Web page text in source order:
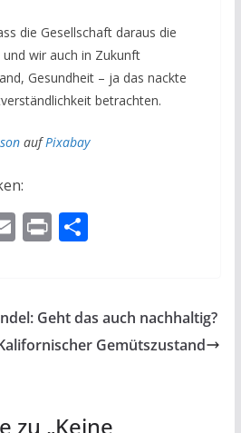
die Gesellschaft daraus die
wir auch in Zukunft
Gesundheit – ja das nackte
betrachten.
aufPixabay
E
l
PrT
n
Geht das auch nachhaltig?
Gemütszustand
zu „Keine